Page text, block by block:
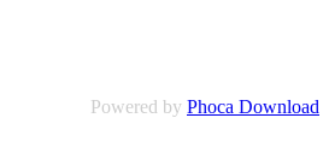
Powered by Phoca Download